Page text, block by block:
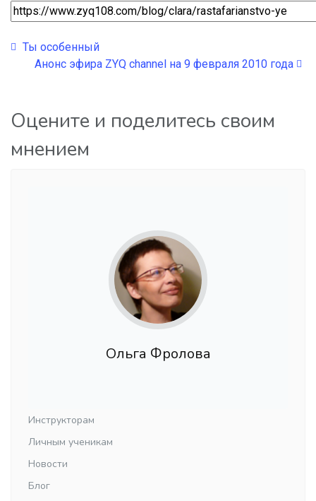
Ты особенный
Анонс эфира ZYQ channel на 9 февраля 2010 года
Оцените и поделитесь своим
мнением
Ольга Фролова
Инструкторам
Личным ученикам
Новости
Блог